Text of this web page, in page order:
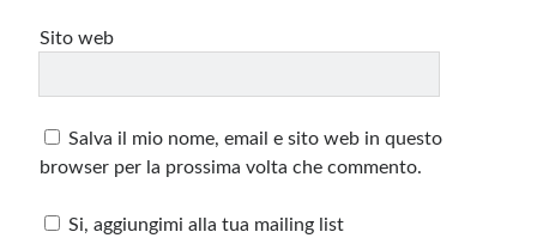
Sito web
Salva il mio nome, email e sito web in questo
browser per la prossima volta che commento.
Si, aggiungimi alla tua mailing list